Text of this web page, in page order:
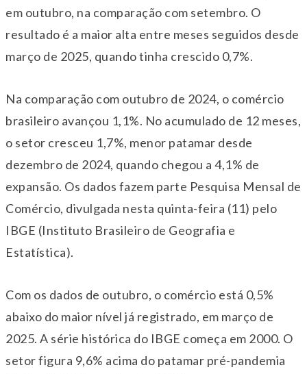
em outubro, na comparação com setembro. O
resultado é a maior alta entre meses seguidos desde
março de 2025, quando tinha crescido 0,7%.
Na comparação com outubro de 2024, o comércio
brasileiro avançou 1,1%. No acumulado de 12 meses,
o setor cresceu 1,7%, menor patamar desde
dezembro de 2024, quando chegou a 4,1% de
expansão. Os dados fazem parte Pesquisa Mensal de
Comércio, divulgada nesta quinta-feira (11) pelo
IBGE (Instituto Brasileiro de Geografia e
Estatística).
Com os dados de outubro, o comércio está 0,5%
abaixo do maior nível já registrado, em março de
2025. A série histórica do IBGE começa em 2000. O
setor figura 9,6% acima do patamar pré-pandemia